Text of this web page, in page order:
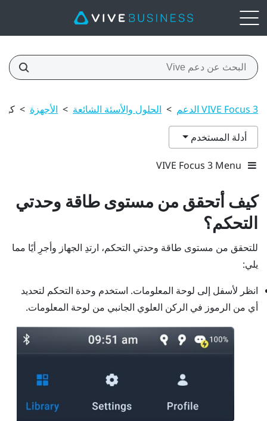
VIVE Focus 3 الدعم > الحلول والأسئة الشائعة > الأجهزة >
أدلة المستخدم
VIVE Focus 3 Menu
كيف أتحقق من مستوى طاقة وحدتي
التحكم؟
للتحقق من مستوى طاقة وحدتي التحكم، ارتدِ الجهاز وأجرِ أيًا مما
يلي:
انظر لأسفل إلى لوحة المعلومات. استخدم وحدة التحكم لتحديد
أي من الرموز في الركن العلوي الجانبي من لوحة المعلومات.